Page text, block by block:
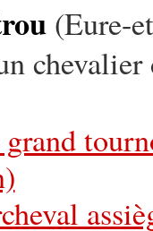
(Eure-
chevalier